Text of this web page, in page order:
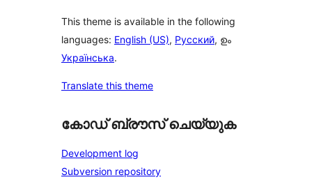
This theme is available in the following
languages: English (US), Русский, ഉം
Українська.
Translate this theme
കോഡ് ബ്രൗസ് ചെയ്യുക
Development log
Subversion repository